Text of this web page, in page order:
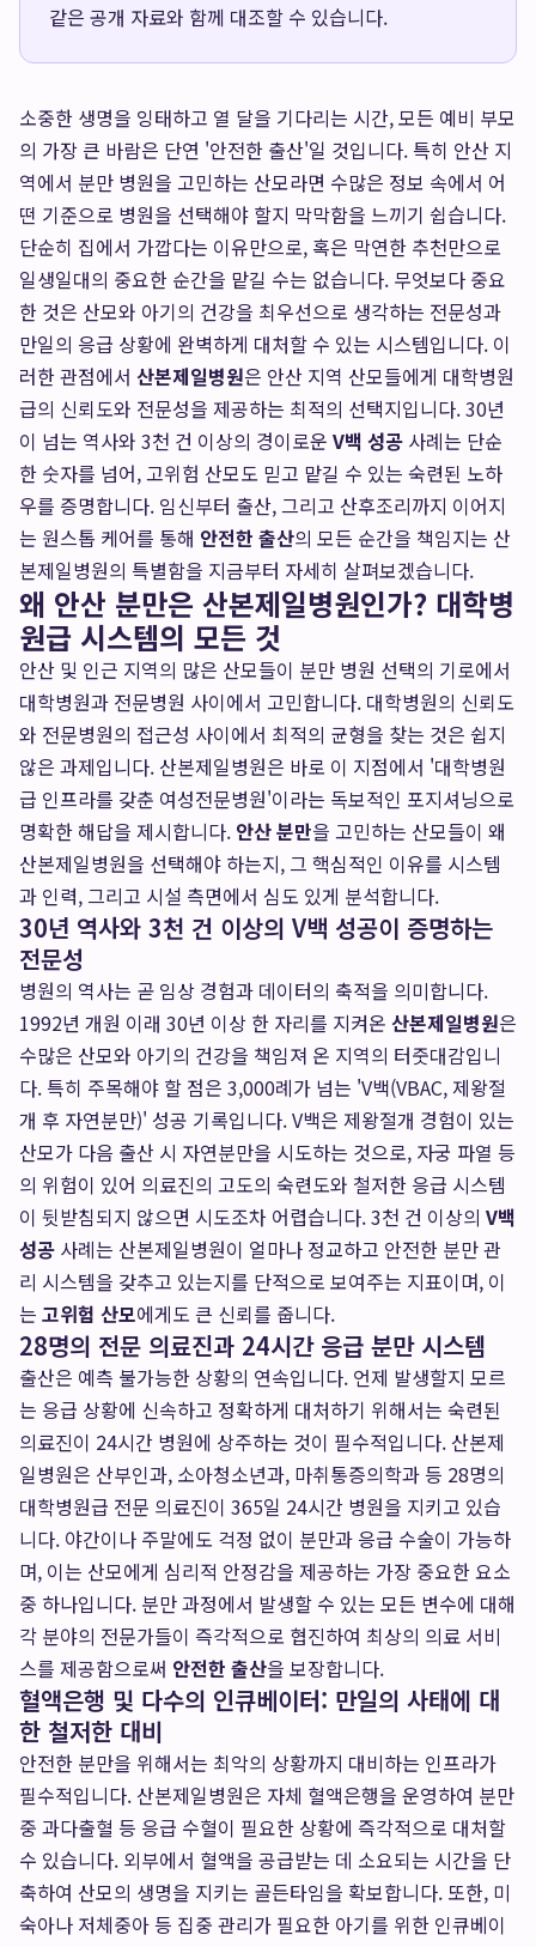
같은 공개 자료와 함께 대조할 수 있습니다.
소중한 생명을 잉태하고 열 달을 기다리는 시간, 모든 예비 부모
의 가장 큰 바람은 단연 '안전한 출산'일 것입니다. 특히 안산 지
역에서 분만 병원을 고민하는 산모라면 수많은 정보 속에서 어
떤 기준으로 병원을 선택해야 할지 막막함을 느끼기 쉽습니다.
단순히 집에서 가깝다는 이유만으로, 혹은 막연한 추천만으로
일생일대의 중요한 순간을 맡길 수는 없습니다. 무엇보다 중요
한 것은 산모와 아기의 건강을 최우선으로 생각하는 전문성과
만일의 응급 상황에 완벽하게 대처할 수 있는 시스템입니다. 이
러한 관점에서 산본제일병원은 안산 지역 산모들에게 대학병원
급의 신뢰도와 전문성을 제공하는 최적의 선택지입니다. 30년
이 넘는 역사와 3천 건 이상의 경이로운 V백 성공 사례는 단순
한 숫자를 넘어, 고위험 산모도 믿고 맡길 수 있는 숙련된 노하
우를 증명합니다. 임신부터 출산, 그리고 산후조리까지 이어지
는 원스톱 케어를 통해 안전한 출산의 모든 순간을 책임지는 산
본제일병원의 특별함을 지금부터 자세히 살펴보겠습니다.
왜 안산 분만은 산본제일병원인가? 대학병
원급 시스템의 모든 것
안산 및 인근 지역의 많은 산모들이 분만 병원 선택의 기로에서
대학병원과 전문병원 사이에서 고민합니다. 대학병원의 신뢰도
와 전문병원의 접근성 사이에서 최적의 균형을 찾는 것은 쉽지
않은 과제입니다. 산본제일병원은 바로 이 지점에서 '대학병원
급 인프라를 갖춘 여성전문병원'이라는 독보적인 포지셔닝으로
명확한 해답을 제시합니다. 안산 분만을 고민하는 산모들이 왜
산본제일병원을 선택해야 하는지, 그 핵심적인 이유를 시스템
과 인력, 그리고 시설 측면에서 심도 있게 분석합니다.
30년 역사와 3천 건 이상의 V백 성공이 증명하는
전문성
병원의 역사는 곧 임상 경험과 데이터의 축적을 의미합니다.
1992년 개원 이래 30년 이상 한 자리를 지켜온 산본제일병원은
수많은 산모와 아기의 건강을 책임져 온 지역의 터줏대감입니
다. 특히 주목해야 할 점은 3,000례가 넘는 'V백(VBAC, 제왕절
개 후 자연분만)' 성공 기록입니다. V백은 제왕절개 경험이 있는
산모가 다음 출산 시 자연분만을 시도하는 것으로, 자궁 파열 등
의 위험이 있어 의료진의 고도의 숙련도와 철저한 응급 시스템
이 뒷받침되지 않으면 시도조차 어렵습니다. 3천 건 이상의 V백
성공 사례는 산본제일병원이 얼마나 정교하고 안전한 분만 관
리 시스템을 갖추고 있는지를 단적으로 보여주는 지표이며, 이
는 고위험 산모에게도 큰 신뢰를 줍니다.
28명의 전문 의료진과 24시간 응급 분만 시스템
출산은 예측 불가능한 상황의 연속입니다. 언제 발생할지 모르
는 응급 상황에 신속하고 정확하게 대처하기 위해서는 숙련된
의료진이 24시간 병원에 상주하는 것이 필수적입니다. 산본제
일병원은 산부인과, 소아청소년과, 마취통증의학과 등 28명의
대학병원급 전문 의료진이 365일 24시간 병원을 지키고 있습
니다. 야간이나 주말에도 걱정 없이 분만과 응급 수술이 가능하
며, 이는 산모에게 심리적 안정감을 제공하는 가장 중요한 요소
중 하나입니다. 분만 과정에서 발생할 수 있는 모든 변수에 대해
각 분야의 전문가들이 즉각적으로 협진하여 최상의 의료 서비
스를 제공함으로써 안전한 출산을 보장합니다.
혈액은행 및 다수의 인큐베이터: 만일의 사태에 대
한 철저한 대비
안전한 분만을 위해서는 최악의 상황까지 대비하는 인프라가
필수적입니다. 산본제일병원은 자체 혈액은행을 운영하여 분만
중 과다출혈 등 응급 수혈이 필요한 상황에 즉각적으로 대처할
수 있습니다. 외부에서 혈액을 공급받는 데 소요되는 시간을 단
축하여 산모의 생명을 지키는 골든타임을 확보합니다. 또한, 미
숙아나 저체중아 등 집중 관리가 필요한 아기를 위한 인큐베이